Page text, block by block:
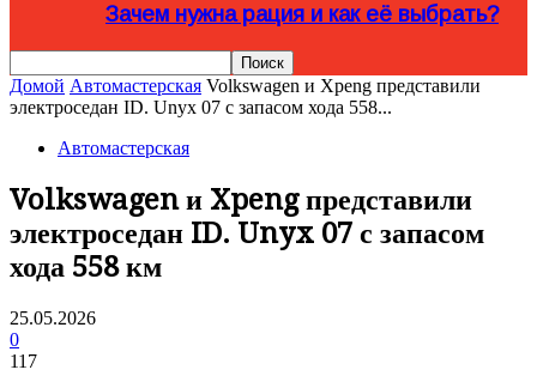
Зачем нужна рация и как её выбрать?
Домой Автомастерская Volkswagen и Xpeng представили
электроседан ID. Unyx 07 с запасом хода 558...
Автомастерская
Volkswagen и Xpeng представили
электроседан ID. Unyx 07 с запасом
хода 558 км
25.05.2026
0
117